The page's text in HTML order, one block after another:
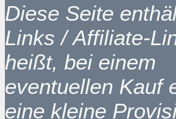
Diese Seite
Links / Affiliate-
heißt, bei einem
eventuellen Kauf
eine kleine